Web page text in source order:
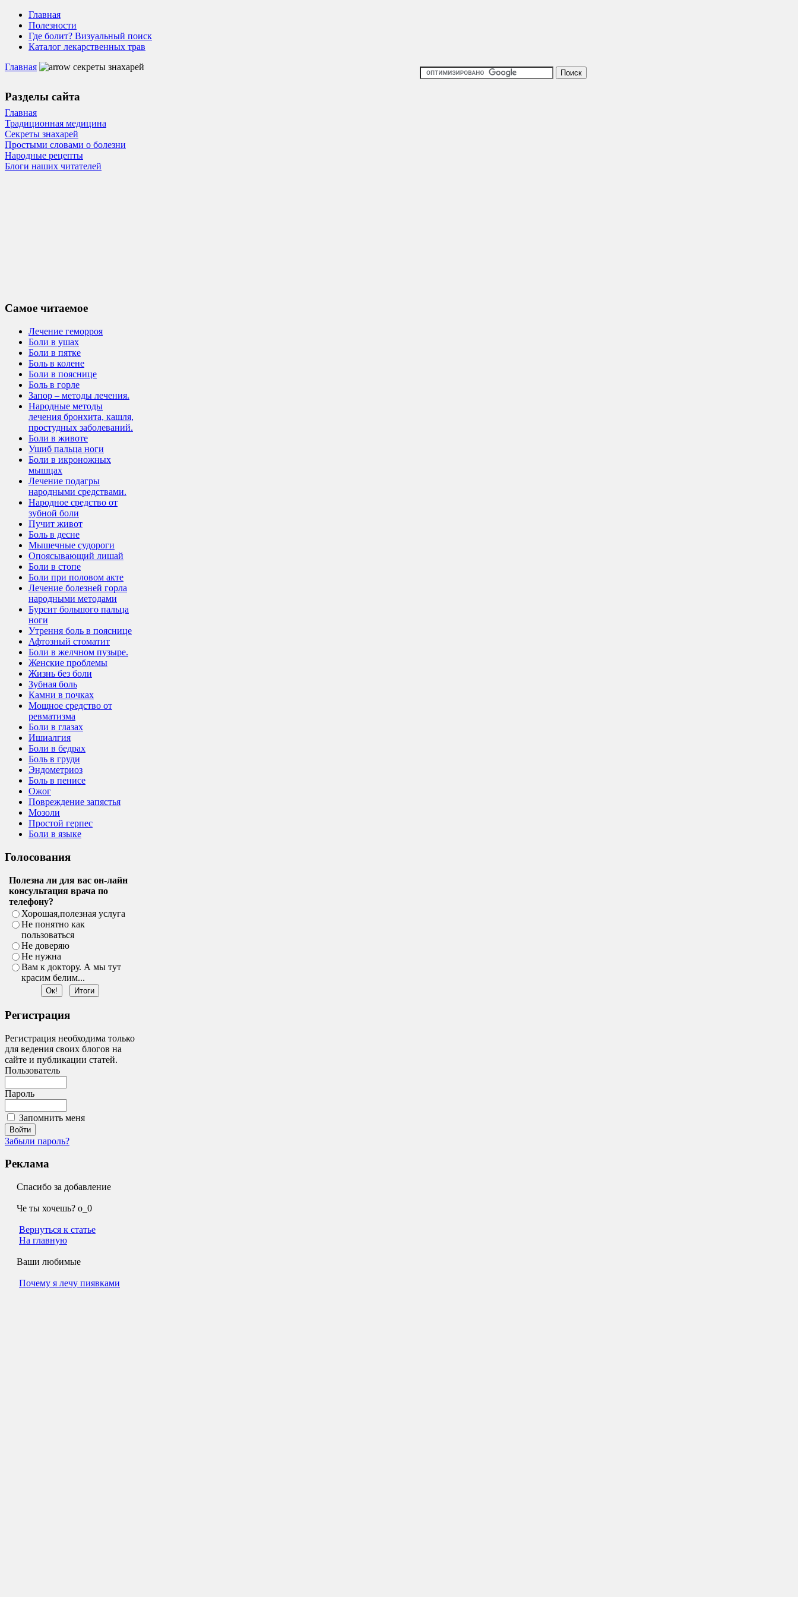
Главная
Полезности
Где болит? Визуальный поиск
Каталог лекарственных трав
Главная
секреты знахарей
Разделы сайта
Главная
Традиционная медицина
Секреты знахарей
Простыми словами о болезни
Народные рецепты
Блоги наших читателей
Самое читаемое
Лечение геморроя
Боли в ушах
Боли в пятке
Боль в колене
Боли в пояснице
Боль в горле
Запор – методы лечения.
Народные методы
лечения бронхита, кашля,
простудных заболеваний.
Боли в животе
Ушиб пальца ноги
Боли в икроножных
мышцах
Лечение подагры
народными средствами.
Народное средство от
зубной боли
Пучит живот
Боль в десне
Мышечные судороги
Опоясывающий лишай
Боли в стопе
Боли при половом акте
Лечение болезней горла
народными методами
Бурсит большого пальца
ноги
Утрення боль в пояснице
Афтозный стоматит
Боли в желчном пузыре.
Женские проблемы
Жизнь без боли
Зубная боль
Камни в почках
Мощное средство от
ревматизма
Боли в глазах
Ишиалгия
Боли в бедрах
Боль в груди
Эндометриоз
Боль в пенисе
Ожог
Повреждение запястья
Мозоли
Простой герпес
Боли в языке
Голосования
Полезна ли для вас он-лайн
консультация врача по
телефону?
Хорошая,полезная услуга
Не понятно как
пользоваться
Не доверяю
Не нужна
Вам к доктору. А мы тут
красим белим...
Регистрация
Регистрация необходима только
для ведения своих блогов на
сайте и публикации статей.
Пользователь
Пароль
Запомнить меня
Забыли пароль?
Реклама
Спасибо за добавление
Че ты хочешь? о_0
Вернуться к статье
На главную
Ваши любимые
Почему я лечу пиявками